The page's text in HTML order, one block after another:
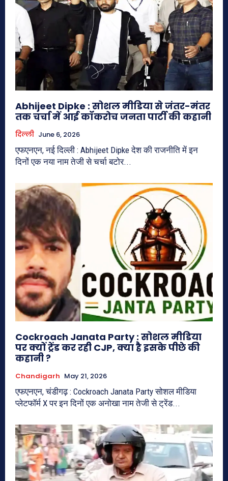
Abhijeet Dipke : सोशल मीडिया से जंतर-मंतर
तक चर्चा में आई कॉकरोच जनता पार्टी की कहानी
दिल्ली June 6, 2026
एफएनएन, नई दिल्ली : Abhijeet Dipke देश की राजनीति में इन
दिनों एक नया नाम तेजी से चर्चा बटोर...
Cockroach Janata Party : सोशल मीडिया
पर क्यों ट्रेंड कर रही CJP, क्या है इसके पीछे की
कहानी ?
Chandigarh May 21, 2026
एफएनएन, चंडीगढ़ : Cockroach Janata Party सोशल मीडिया
प्लेटफॉर्म X पर इन दिनों एक अनोखा नाम तेजी से ट्रेंड...